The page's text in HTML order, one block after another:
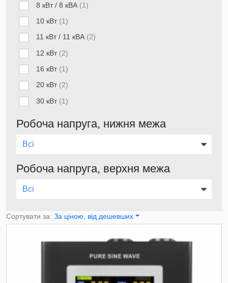
8 кВт / 8 кВА (1)
10 кВт (1)
11 кВт / 11 кВА (2)
12 кВт (2)
16 кВт (1)
20 кВт (2)
30 кВт (1)
Робоча напруга, нижня межа
Робоча напруга, верхня межа
Сортувати за: За ціною, від дешевших